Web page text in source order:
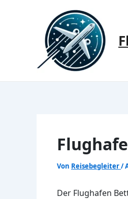
Von Reisebegleiter/
Der Flughafen